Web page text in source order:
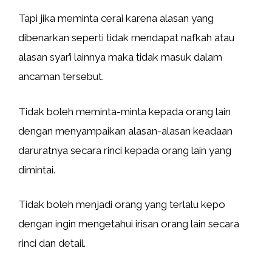
Tapi jika meminta cerai karena alasan yang
dibenarkan seperti tidak mendapat nafkah atau
alasan syar’i lainnya maka tidak masuk dalam
ancaman tersebut.
Tidak boleh meminta-minta kepada orang lain
dengan menyampaikan alasan-alasan keadaan
daruratnya secara rinci kepada orang lain yang
dimintai.
Tidak boleh menjadi orang yang terlalu kepo
dengan ingin mengetahui irisan orang lain secara
rinci dan detail.